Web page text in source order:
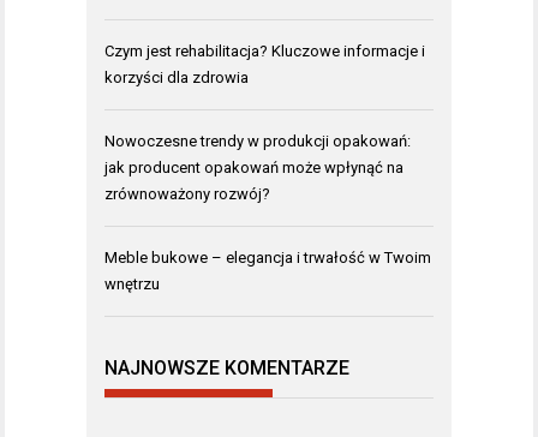
Czym jest rehabilitacja? Kluczowe informacje i
korzyści dla zdrowia
Nowoczesne trendy w produkcji opakowań:
jak producent opakowań może wpłynąć na
zrównoważony rozwój?
Meble bukowe – elegancja i trwałość w Twoim
wnętrzu
NAJNOWSZE KOMENTARZE